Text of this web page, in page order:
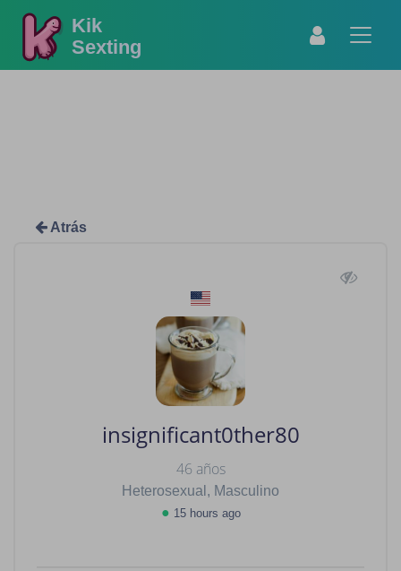
Kik
Sexting
Atrás
insignificant0ther80
46 años
Heterosexual, Masculino
● 15 hours ago